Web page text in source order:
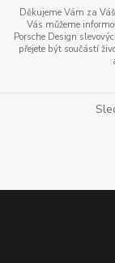
Děkujeme Vám za
Vás můžeme
Porsche Design
přejete být součástí